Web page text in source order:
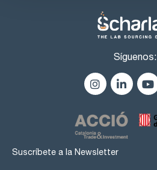
Síguenos:
Suscríbete a la Newsletter